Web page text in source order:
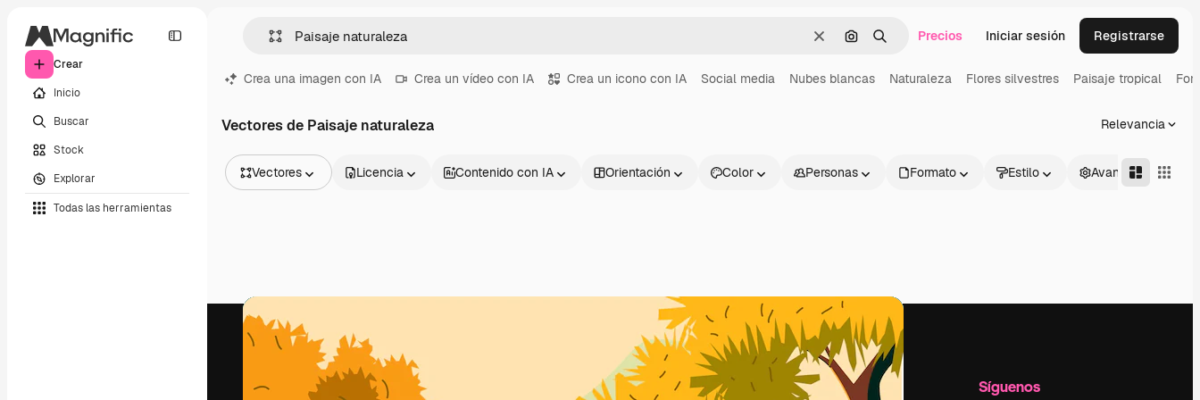
Crear
Inicio
Buscar
Stock
Explorar
Todas las herramientas
BorrarBuscar por imagen
BuscarPrecios Iniciar sesión Registrarse
Crea una imagen con IA Crea un vídeo con IA Crea un icono con IA Social media Nubes blancas Naturaleza Flores silvestres Paisaje tropical
Vectores de Paisaje naturaleza Relevancia
Vectores
Vídeos
Clips de vídeo
Motion graphics
Plantillas de vídeos
Fuentes
Licencia Contenido con IA Orientación Color Personas Formato Estilo Avanzado
Productos Información útil Empresa Síguenos